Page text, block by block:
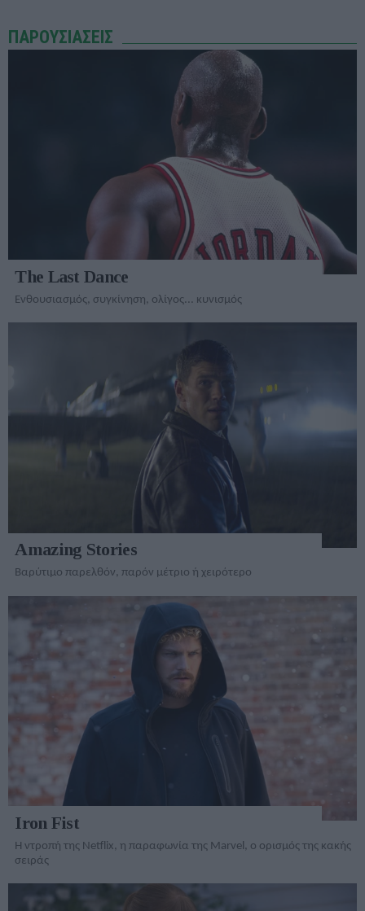
ΠΑΡΟΥΣΙΑΣΕΙΣ
The Last Dance
Ενθουσιασμός, συγκίνηση, ολίγος... κυνισμός
Amazing Stories
Βαρύτιμο παρελθόν, παρόν μέτριο ή χειρότερο
Iron Fist
Η ντροπή της Netflix, η παραφωνία της Marvel, ο ορισμός της κακής
σειράς